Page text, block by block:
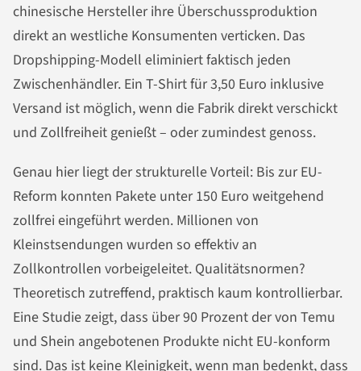
chinesische Hersteller ihre Überschussproduktion
direkt an westliche Konsumenten verticken. Das
Dropshipping-Modell eliminiert faktisch jeden
Zwischenhändler. Ein T-Shirt für 3,50 Euro inklusive
Versand ist möglich, wenn die Fabrik direkt verschickt
und Zollfreiheit genießt – oder zumindest genoss.
Genau hier liegt der strukturelle Vorteil: Bis zur EU-
Reform konnten Pakete unter 150 Euro weitgehend
zollfrei eingeführt werden. Millionen von
Kleinstsendungen wurden so effektiv an
Zollkontrollen vorbeigeleitet. Qualitätsnormen?
Theoretisch zutreffend, praktisch kaum kontrollierbar.
Eine Studie zeigt, dass über 90 Prozent der von Temu
und Shein angebotenen Produkte nicht EU-konform
sind. Das ist keine Kleinigkeit, wenn man bedenkt, dass